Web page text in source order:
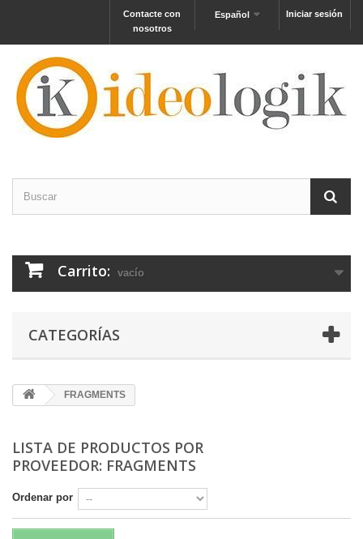
Iniciar sesión
Español
Contacte con
nosotros
Carrito: vacío
CATEGORÍAS
FRAGMENTS
LISTA DE PRODUCTOS POR
PROVEEDOR: FRAGMENTS
Ordenar por